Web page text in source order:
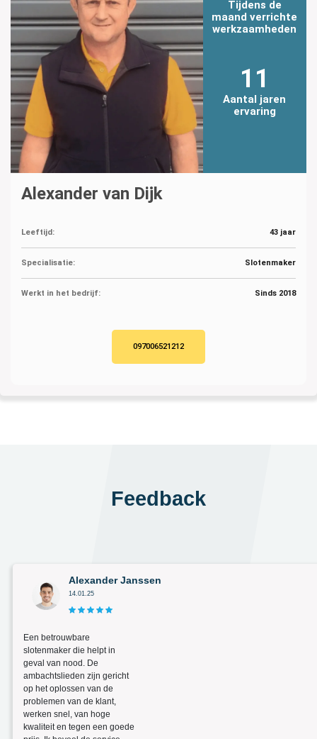
Tijdens de
maand verrichte
werkzaamheden
11
Aantal jaren
ervaring
Alexander van Dijk
Leeftijd: 43 jaar
Specialisatie: Slotenmaker
Werkt in het bedrijf: Sinds 2018
097006521212
Feedback
Alexander Janssen
14.01.25
Een betrouwbare
slotenmaker die helpt in
geval van nood. De
ambachtslieden zijn gericht
op het oplossen van de
problemen van de klant,
werken snel, van hoge
kwaliteit en tegen een goede